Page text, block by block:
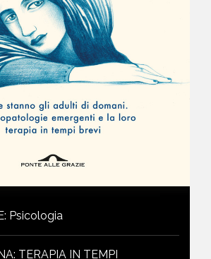
: Psicologia
: TERAPIA IN TEMPI